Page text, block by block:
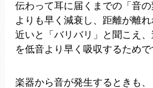
伝わって耳に届くまでの「音
よりも早く減衰し、距離が離
近いと「バリバリ」と聞こえ
を低音より早く吸収するためで
楽器から音が発生するときも